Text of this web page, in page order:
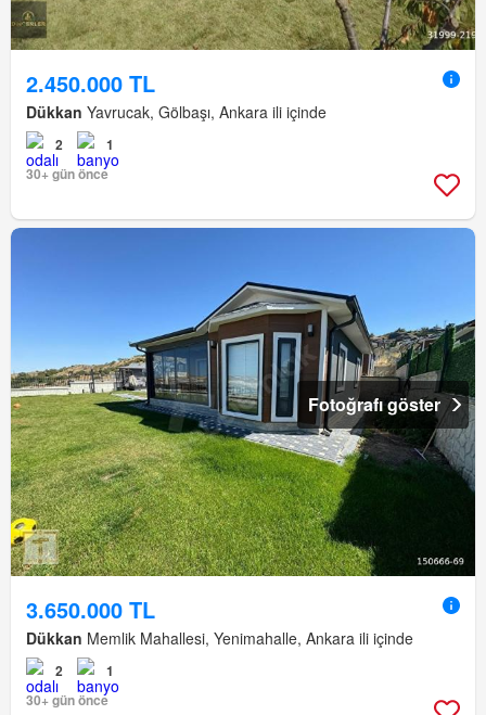
2.450.000 TL
Dükkan Yavrucak, Gölbaşı, Ankara ili içinde
2
1
30+ gün önce
Fotoğrafı göster
3.650.000 TL
Dükkan Memlik Mahallesi, Yenimahalle, Ankara ili içinde
2
1
30+ gün önce